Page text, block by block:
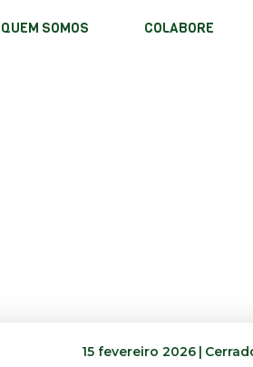
QUEM SOMOS COLABORE
15 fevereiro 2026 |